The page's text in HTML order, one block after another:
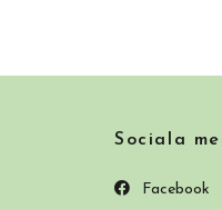
Sociala
Facebook